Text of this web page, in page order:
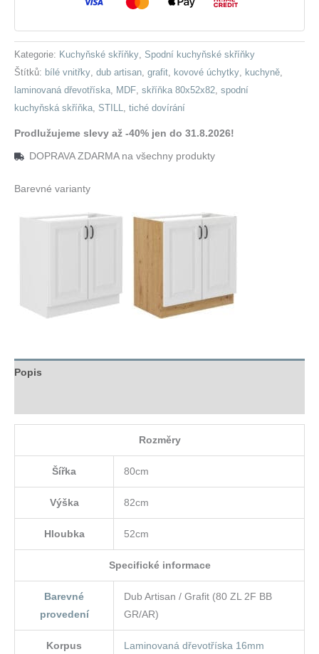
artisan
/
grafit
množství
Kategorie: Kuchyňské skříňky, Spodní kuchyňské skříňky
Štítků: bílé vnitřky, dub artisan, grafit, kovové úchytky, kuchyně,
laminovaná dřevotříska, MDF, skříňka 80x52x82, spodní
kuchyňská skříňka, STILL, tiché dovírání
Prodlužujeme slevy až -40% jen do 31.8.2026!
DOPRAVA ZDARMA na všechny produkty
Barevné varianty
Popis
Rozměry
Šířka 80cm
Výška 82cm
Hloubka 52cm
Specifické informace
Barevné
provedení
Dub Artisan / Grafit (80 ZL 2F BB
GR/AR)
Korpus Laminovaná dřevotříska 16mm